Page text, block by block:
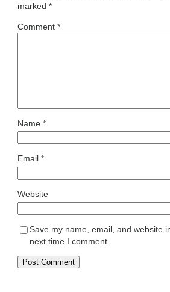
marked *
Comment *
Name *
Email *
Website
Save my name, email, and website
next time I comment.